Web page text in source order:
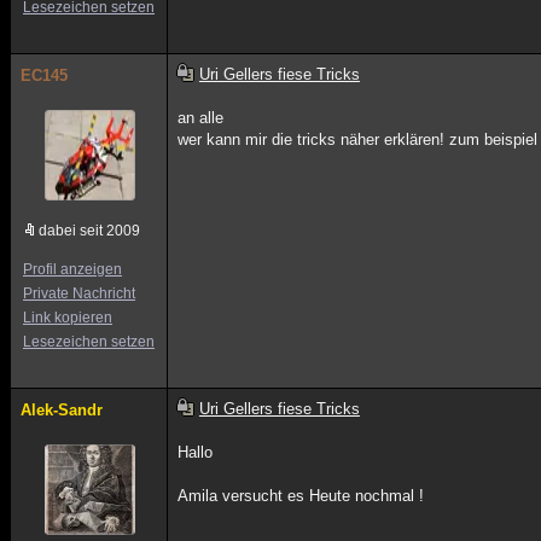
Lesezeichen setzen
EC145
dabei seit 2009
Profil anzeigen
Private Nachricht
Link kopieren
Lesezeichen setzen
Uri Gellers fiese Tricks
an alle
wer kann mir die tricks näher erklären! zum
Alek-Sandr Uri Gellers fiese Tricks
Hallo
Amila versucht es Heute nochmal !